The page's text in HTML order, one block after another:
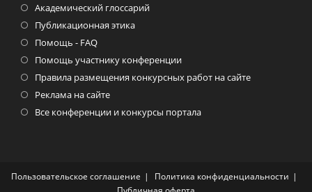
Академический глоссарий
Публикационная этика
Помощь - FAQ
Помощь участнику конференции
Правила размещения конкурсных работ на сайте
Реклама на сайте
Все конференции и конкурсы портала
Пользовательское соглашение
Политика конфиденциальности